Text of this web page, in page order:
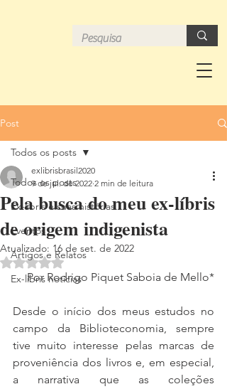
Post
Todos os posts
Ex-libris e suas histórias
Eventos
Artigos e Relatos
Ex-libris notícias
Todos os posts
Pela busca do meu ex-líbris
de origem indigenista
exlibrisbrasil2020
9 de jul. de 2022 2 min de leitura
Atualizado: 16 de set. de 2022
Avaliado com NaN de 5 estrelas.
Por Rodrigo Piquet Saboia de Mello*
Desde o início dos meus estudos no
campo da Biblioteconomia, sempre
tive muito interesse pelas marcas de
proveniência dos livros e, em especial,
a narrativa que as coleções